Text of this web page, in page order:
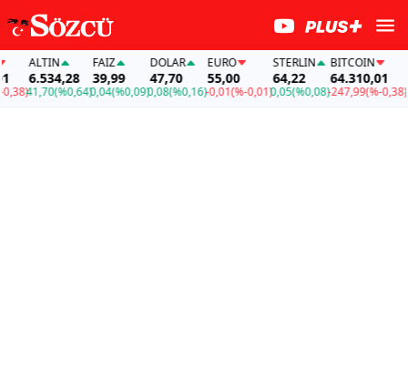
ALTIN
6.534,28
41,70(%0,64)
FAİZ
39,99
0,04(%0,09)
DOLAR
47,70
0,08(%0,16)
EURO
55,00
-0,01(%-0,01)
STERLIN
64,22
0,05(%0,08)
BITCOIN
64.310,01
-247,99(%-0,38)